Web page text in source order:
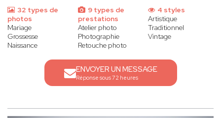
32 types de
photos
Mariage
Grossesse
Naissance
9 types de
prestations
Atelier photo
Photographie
Retouche photo
4 styles
Artistique
Traditionnel
Vintage
ENVOYER UN MESSAGE
Réponse sous 72 heures